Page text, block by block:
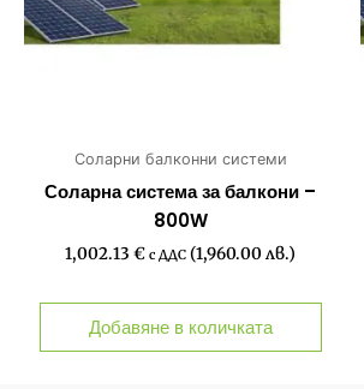
Соларни балконни системи
Соларна система за балкони –
800W
1,002.13 € с ДДС (1,960.00 лв.)
Добавяне в количката